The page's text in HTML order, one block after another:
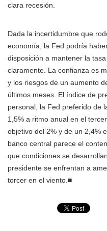
clara recesión.
Dada la incertidumbre que
economía, la Fed podría
disposición a mantener la
claramente. La confianza es
y los riesgos de un aumento
últimos meses. El índice de
personal, la Fed preferido de
1,5% a ritmo anual en el
objetivo del 2% y de un 2,4%
banco central parece el
que condiciones se
presidente se enfrentan a
torcer en el viento. ■